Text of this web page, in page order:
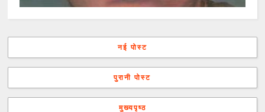
नई पोस्ट
पुरानी पोस्ट
मुख्यपृष्ठ